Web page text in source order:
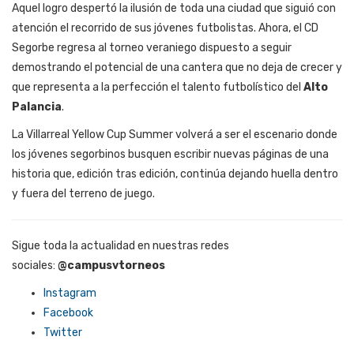
Aquel logro despertó la ilusión de toda una ciudad que siguió con
atención el recorrido de sus jóvenes futbolistas. Ahora, el CD
Segorbe regresa al torneo veraniego dispuesto a seguir
demostrando el potencial de una cantera que no deja de crecer y
que representa a la perfección el talento futbolístico del Alto
Palancia.
La Villarreal Yellow Cup Summer volverá a ser el escenario donde
los jóvenes segorbinos busquen escribir nuevas páginas de una
historia que, edición tras edición, continúa dejando huella dentro
y fuera del terreno de juego.
Sigue toda la actualidad en nuestras redes
sociales: @campusvtorneos
Instagram
Facebook
Twitter